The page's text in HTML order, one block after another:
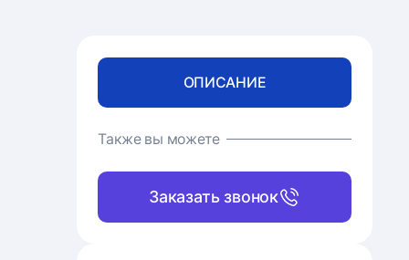
ОПИСАНИЕ
Также вы можете
Заказать звонок